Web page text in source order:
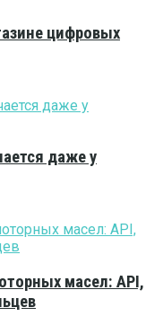
цифровых
даже у
масел: API,